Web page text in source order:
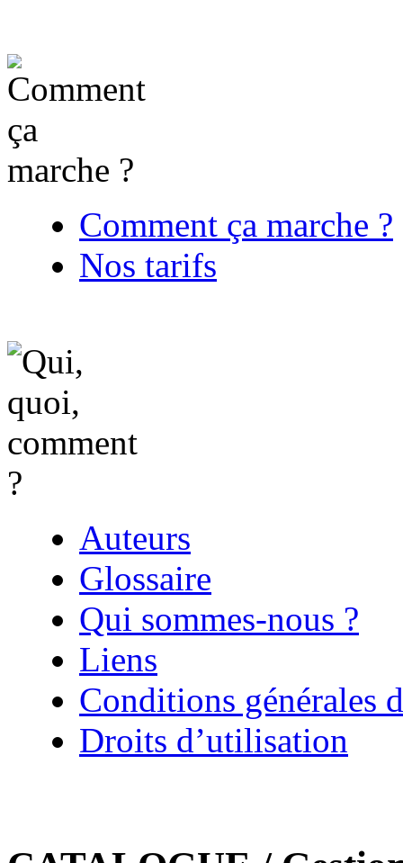
Comment ça marche ?
Nos tarifs
Auteurs
Glossaire
Qui sommes-nous ?
Liens
Conditions générales
Droits d’utilisation